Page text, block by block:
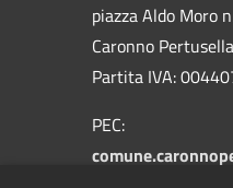
piazza Aldo Moro
Caronno
Partita IVA:
PEC: